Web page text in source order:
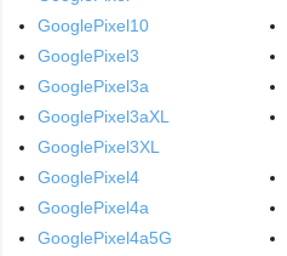
GooglePixel10
GooglePixel3
GooglePixel3a
GooglePixel3aXL
GooglePixel3XL
GooglePixel4
GooglePixel4a
GooglePixel4a5G